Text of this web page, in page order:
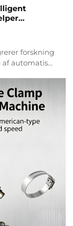
forskning
af automatisk
til at